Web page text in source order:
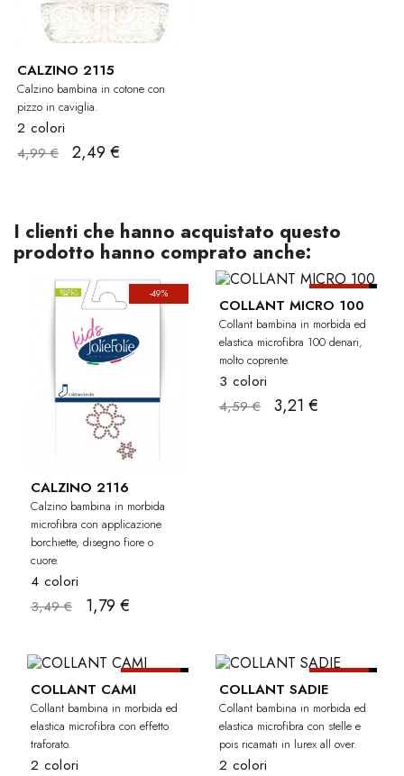
CALZINO 2115
Calzino bambina in cotone con
pizzo in caviglia.
2 colori
4,99 €
2,49 €
I clienti che hanno acquistato questo
prodotto hanno comprato anche:
-49%
CALZINO 2116
Calzino bambina in morbida
microfibra con applicazione
borchiette, disegno fiore o
cuore.
4 colori
3,49 €
1,79 €
COLLANT MICRO 100
Collant bambina in morbida ed
elastica microfibra 100 denari,
molto coprente.
3 colori
4,59 €
3,21 €
BAMBINA
COLLANT CAMI
Collant bambina in morbida ed
elastica microfibra con effetto
traforato.
2 colori
COLLANT SADIE
Collant bambina in morbida ed
elastica microfibra con stelle e
pois ricamati in lurex all over.
2 colori